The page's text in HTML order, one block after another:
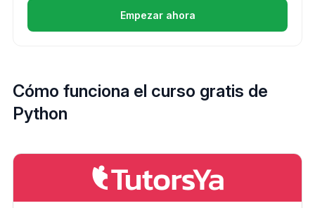
Empezar ahora
Cómo funciona el curso gratis de
Python